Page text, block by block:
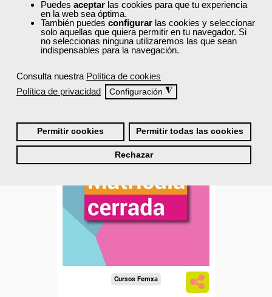
Puedes aceptar las cookies para que tu experiencia
en la web sea óptima.
También puedes configurar las cookies y seleccionar
solo aquellas que quiera permitir en tu navegador. Si
no seleccionas ninguna utilizaremos las que sean
indispensables para la navegación.
Consulta nuestra Política de cookies
Política de privacidad
Configuración ◮
Permitir cookies Permitir todas las cookies
Rechazar
150 horas
Online (toda España)
Matrícula cerrada
23 17
AULA VIRTUAL
Cursos Femxa